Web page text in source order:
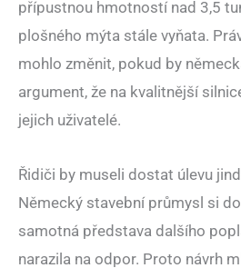
přípustnou hmotností nad 3,5
plošného mýta stále vyňata.
mohlo změnit, pokud by
argument, že na kvalitnější
jejich uživatelé.
Řidiči by museli dostat úlevu
Německý stavební průmysl si
samotná představa dalšího
narazila na odpor. Proto návrh